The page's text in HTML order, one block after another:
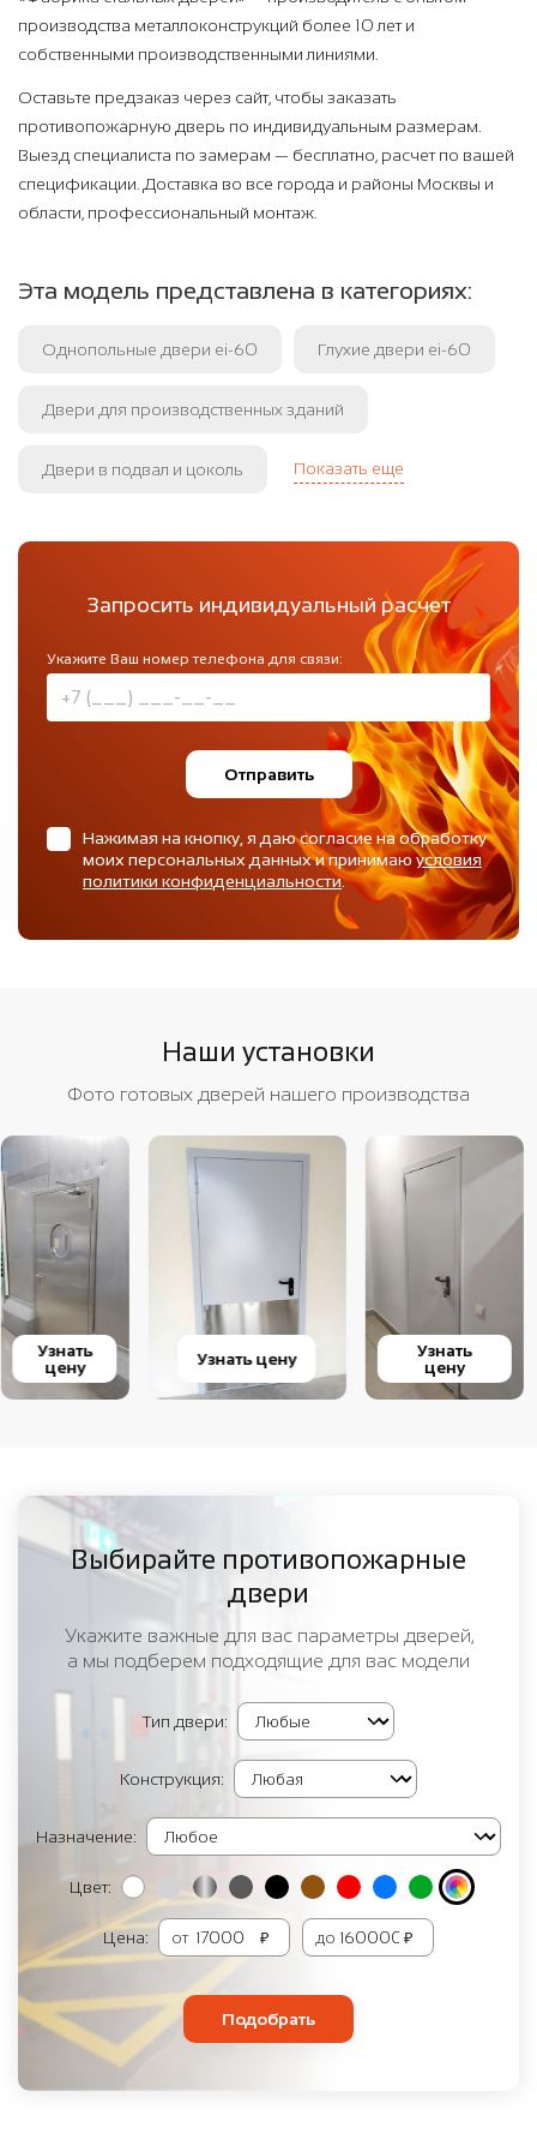
производства металлоконструкций более 10 лет и
собственными производственными линиями.
Оставьте предзаказ через сайт, чтобы заказать
противопожарную дверь по индивидуальным размерам.
Выезд специалиста по замерам — бесплатно, расчет по вашей
спецификации. Доставка во все города и районы Москвы и
области, профессиональный монтаж.
Эта модель представлена в категориях:
Однопольные двери ei-60 Глухие двери ei-60
Двери для производственных зданий
Двери в подвал и цоколь Показать еще
Запросить индивидуальный расчет
Укажите Ваш номер телефона для связи:
Отправить
Нажимая на кнопку, я даю согласие на обработку
моих персональных данных и принимаюусловия
политики конфиденциальности.
Наши установки
Фото готовых дверей нашего производства
Узнать
цену
Узнать цену
Узнать
цену
Выбирайте противопожарные
двери
Укажите важные для вас параметры дверей,
а мы подберем подходящие для вас модели
Тип двери:
Конструкция:
Назначение:
Цвет:
Цена: от ₽ до ₽
Подобрать